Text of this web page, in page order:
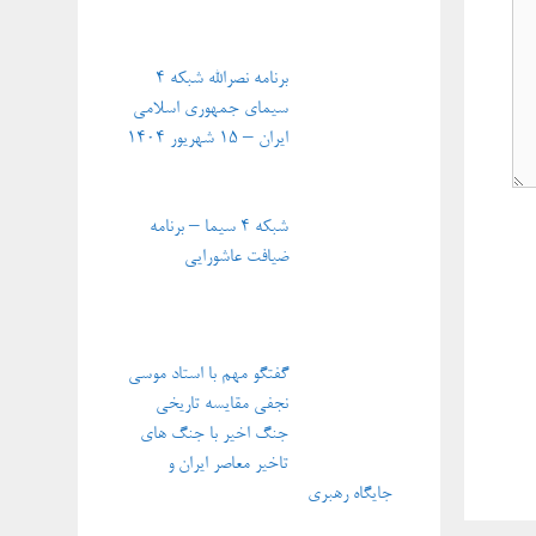
برنامه نصرالله شبکه ۴
سیمای جمهوری اسلامی
ایران – ۱۵ شهریور ۱۴۰۴
شبکه ۴ سیما – برنامه
ضیافت عاشورایی
گفتگو مهم با استاد موسی
نجفی مقایسه تاریخی
جنگ اخیر با جنگ های
تاخیر معاصر ایران و
جایگاه رهبری